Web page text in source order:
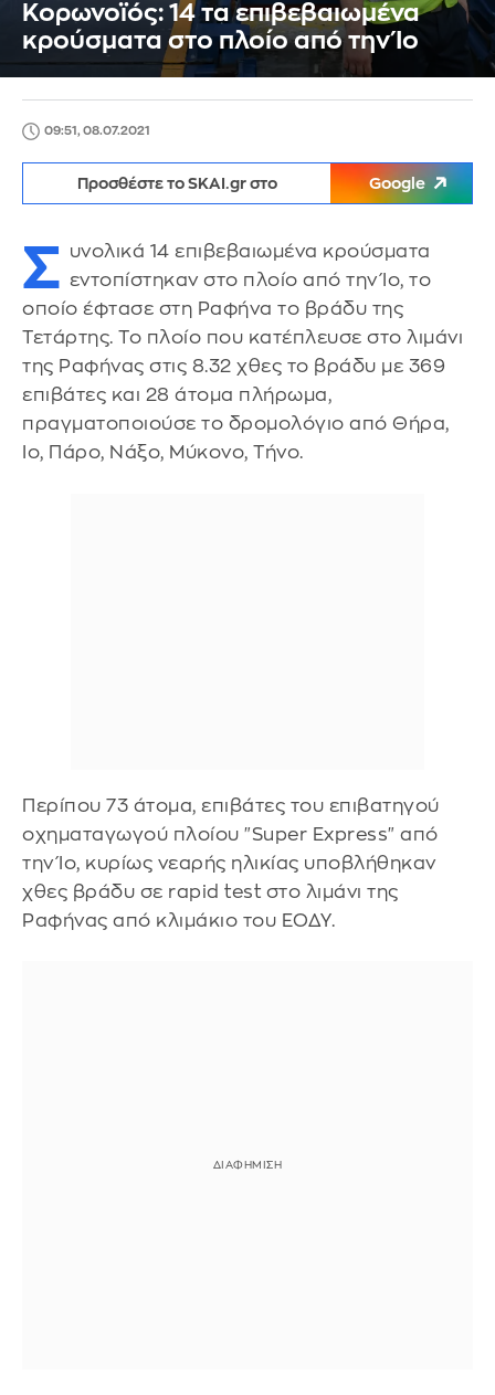
Κορωνοϊός: 14 τα επιβεβαιωμένα
κρούσματα στο πλοίο από την Ίο
09:51, 08.07.2021
Προσθέστε το SKAI.gr στο Google
Σ υνολικά 14 επιβεβαιωμένα κρούσματα
εντοπίστηκαν στο πλοίο από την Ίο, το
οποίο έφτασε στη Ραφήνα το βράδυ της
Τετάρτης. Το πλοίο που κατέπλευσε στο λιμάνι
της Ραφήνας στις 8.32 χθες το βράδυ με 369
επιβάτες και 28 άτομα πλήρωμα,
πραγματοποιούσε το δρομολόγιο από Θήρα,
Ιο, Πάρο, Νάξο, Μύκονο, Τήνο.
Περίπου 73 άτομα, επιβάτες του επιβατηγού
οχηματαγωγού πλοίου "Super Express" από
την Ίο, κυρίως νεαρής ηλικίας υποβλήθηκαν
χθες βράδυ σε rapid test στο λιμάνι της
Ραφήνας από κλιμάκιο του ΕΟΔΥ.